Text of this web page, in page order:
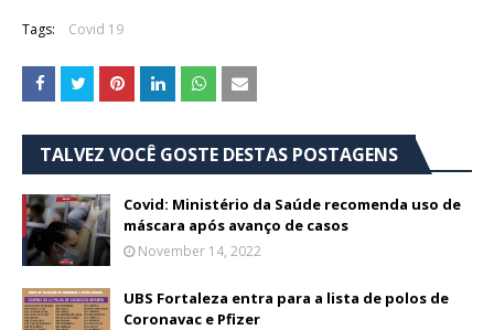
Tags: Covid 19
TALVEZ VOCÊ GOSTE DESTAS POSTAGENS
Covid: Ministério da Saúde recomenda uso de
máscara após avanço de casos
November 14, 2022
UBS Fortaleza entra para a lista de polos de
Coronavac e Pfizer